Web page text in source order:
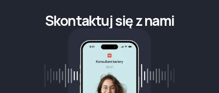
Skontaktuj się z nami